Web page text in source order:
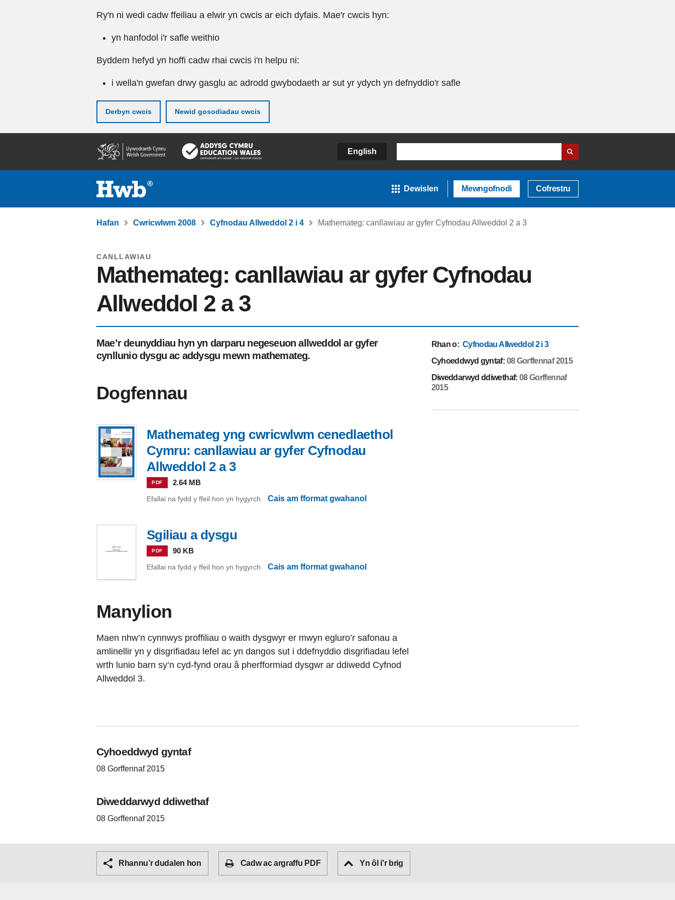
Ry'n ni wedi cadw ffeiliau a elwir yn cwcis ar eich dyfais. Mae'r cwcis hyn:
yn hanfodol i'r safle weithio
Byddem hefyd yn hoffi cadw rhai cwcis i'n helpu ni:
i wella'n gwefan drwy gasglu ac adrodd gwybodaeth ar sut yr ydych yn defnyddio'r safle
Derbyn cwcis Newid gosodiadau cwcis
gynnwy
English
Dewislen Mewngofnodi Cofrestru
Hafan Cwricwlwm 2008 Cyfnodau Allweddol 2 i 4 Mathemateg: canllawiau ar gyfer Cyfnodau Allweddol 2 a 3
CANLLAWIAU
Mathemateg: canllawiau ar gyfer Cyfnodau
Allweddol 2 a 3
Mae’r deunyddiau hyn yn darparu negeseuon allweddol ar gyfer
cynllunio dysgu ac addysgu mewn mathemateg.
Dogfennau
Mathemateg yng cwricwlwm cenedlaethol
Cymru: canllawiau ar gyfer Cyfnodau
Allweddol 2 a 3
PDF 2.64 MB
Efallai na fydd y ffeil hon yn hygyrch. Cais am fformat gwahanol
Sgiliau a dysgu
PDF 90 KB
Efallai na fydd y ffeil hon yn hygyrch. Cais am fformat gwahanol
Manylion
Maen nhw’n cynnwys proffiliau o waith dysgwyr er mwyn egluro’r safonau a
amlinellir yn y disgrifiadau lefel ac yn dangos sut i ddefnyddio disgrifiadau lefel
wrth lunio barn sy’n cyd-fynd orau â pherfformiad dysgwr ar ddiwedd Cyfnod
Allweddol 3.
Rhan o: Cyfnodau Allweddol 2 i 3
Cyhoeddwyd gyntaf: 08 Gorffennaf 2015
Diweddarwyd ddiwethaf: 08 Gorffennaf
2015
Cyhoeddwyd gyntaf
08 Gorffennaf 2015
Diweddarwyd ddiwethaf
08 Gorffennaf 2015
Rhannu’r dudalen hon Cadw ac argraffu PDF Yn ôl i'r brig